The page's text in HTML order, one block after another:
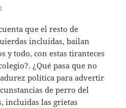
que el resto de
incluidas, bailan
y todo, con estas tiranteces
¿Qué pasa que no
política para advertir
de perro del
incluidas las grietas